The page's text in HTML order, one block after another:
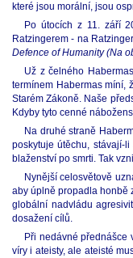
které jsou morální, jsou
Po útocích z 11. září
Ratzingerem - na
Defence of Humanity (Na
Už z čelného
termínem Habermas míní,
Starém Zákoně. Naše
Kdyby tyto cenné
Na druhé straně
poskytuje útěchu, stávají-
blaženství po smrti. Tak
Nynější celosvětově
aby úplně propadla honbě
globální nadvládu
dosažení cílů.
Při nedávné přednášce
víry i ateisty, ale ateisté